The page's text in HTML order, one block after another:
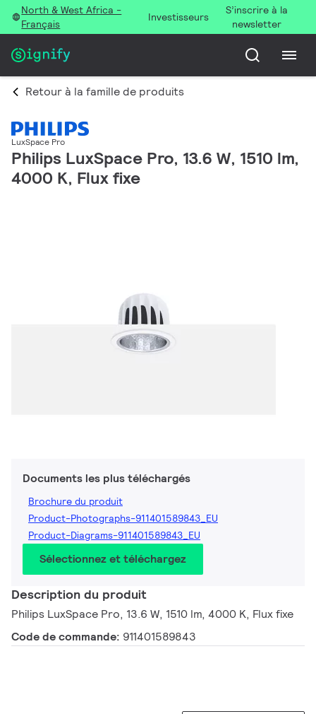
North & West Africa -
Français
Investisseurs
S’inscrire à la
newsletter
Retour à la famille de produits
LuxSpace Pro
Philips LuxSpace Pro, 13.6 W, 1510 lm,
4000 K, Flux fixe
Documents les plus téléchargés
Brochure du produit
Product-Photographs-911401589843_EU
Product-Diagrams-911401589843_EU
Sélectionnez et téléchargez
Description du produit
Philips LuxSpace Pro, 13.6 W, 1510 lm, 4000 K, Flux fixe
Code de commande: 911401589843